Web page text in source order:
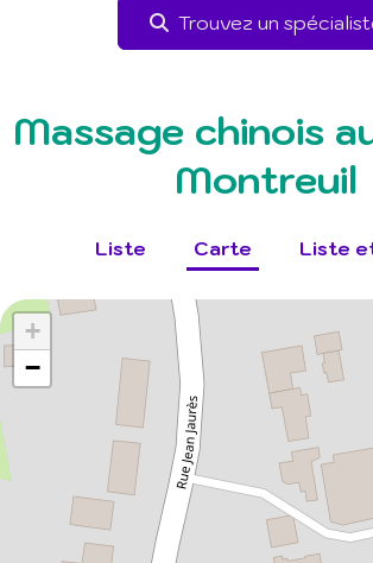
Trouvez un
Connexion
Massage chinois
Montreuil
Liste Carte Liste
+
−